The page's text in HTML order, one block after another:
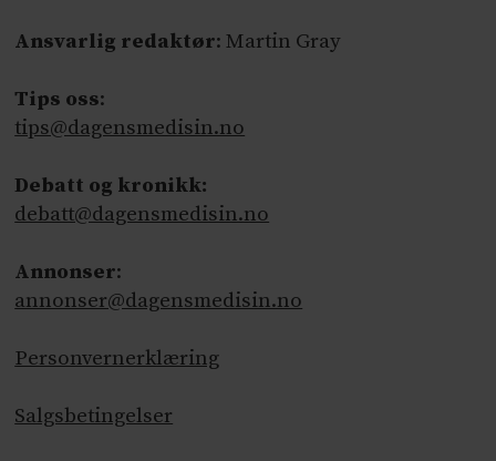
Ansvarlig redaktør: Martin Gray
Tips oss:
tips@dagensmedisin.no
Debatt og kronikk:
debatt@dagensmedisin.no
Annonser:
annonser@dagensmedisin.no
Personvernerklæring
Salgsbetingelser